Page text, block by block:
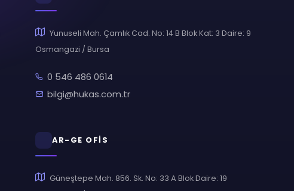
Yunuseli Mah. Çamlık Cad. No: 14 B Blok Kat: 3 Daire: 9
Osmangazi / Bursa
0 546 486 0614
bilgi@hukas.com.tr
AR-GE OFİS
Güneştepe Mah. 856. Sk. No: 33 A Blok Daire: 19